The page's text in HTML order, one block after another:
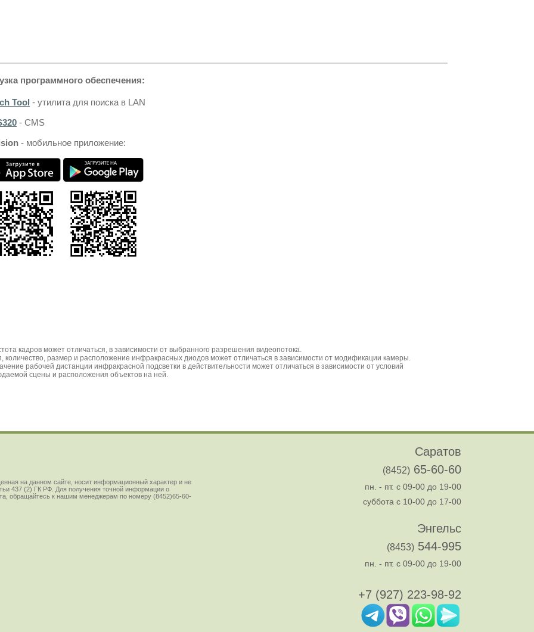
на данном сайте, носит информационный характер и не
437 (2) ГК РФ. Для получения точной информации о
обращайтесь к нашим менеджерам по номеру (8452)65-60-
Саратов
(8452) 65-60-60
пн. - пт. с 09-00 до 19-00
суббота с 10-00 до 17-00
Энгельс
(8453) 544-995
пн. - пт. с 09-00 до 19-00
+7 (927) 223-98-92